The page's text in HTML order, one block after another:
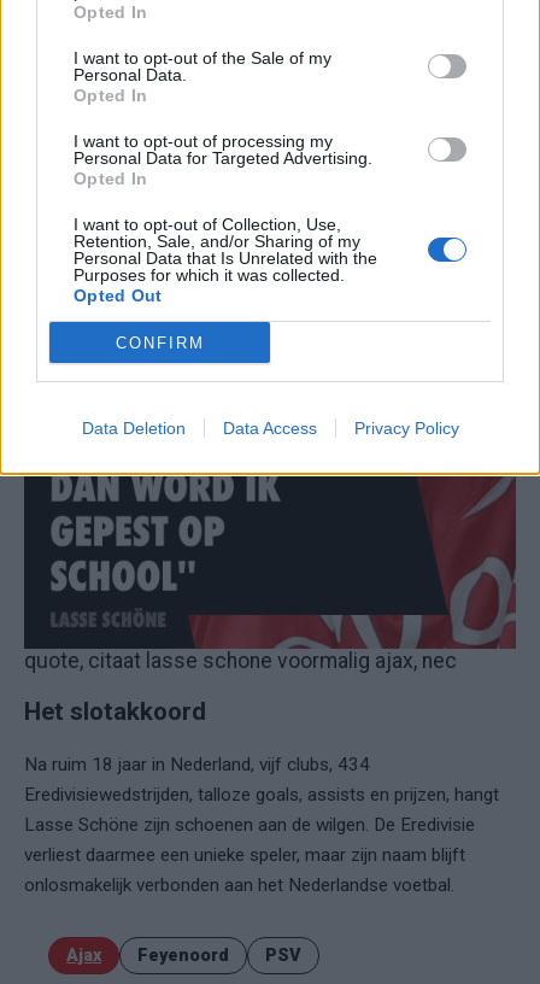
Opted In
I want to opt-out of the Sale of my
Personal Data.
Opted In
I want to opt-out of processing my
Personal Data for Targeted Advertising.
Opted In
I want to opt-out of Collection, Use,
Retention, Sale, and/or Sharing of my
Personal Data that Is Unrelated with the
Purposes for which it was collected.
Opted Out
CONFIRM
Data Deletion Data Access Privacy Policy
quote, citaat lasse schone voormalig ajax, nec
Het slotakkoord
Na ruim 18 jaar in Nederland, vijf clubs, 434
Eredivisiewedstrijden, talloze goals, assists en prijzen, hangt
Lasse Schöne zijn schoenen aan de wilgen. De Eredivisie
verliest daarmee een unieke speler, maar zijn naam blijft
onlosmakelijk verbonden aan het Nederlandse voetbal.
Ajax Feyenoord PSV